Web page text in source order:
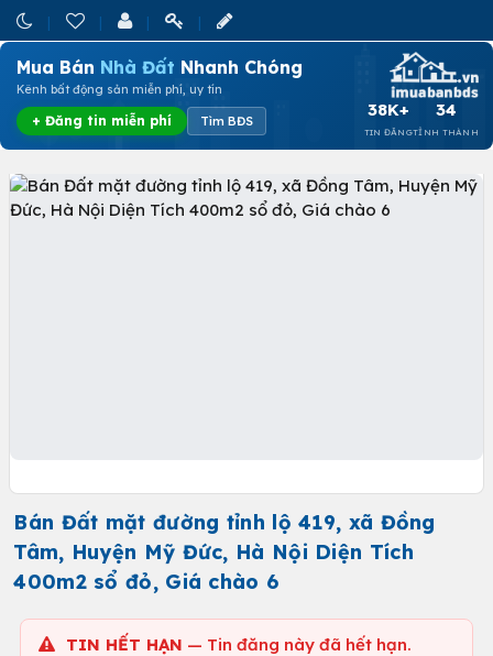
Mua Bán Nhà Đất Nhanh Chóng
Kênh bất động sản miễn phí, uy tín
+ Đăng tin miễn phí Tìm BĐS
38K+
TIN ĐĂNG
34
TỈNH THÀNH
Bán Đất mặt đường tỉnh lộ 419, xã Đồng
Tâm, Huyện Mỹ Đức, Hà Nội Diện Tích
400m2 sổ đỏ, Giá chào 6
TIN HẾT HẠN — Tin đăng này đã hết hạn.